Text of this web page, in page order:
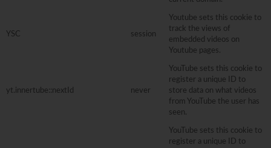
YSC session
Youtube sets this cookie to
track the views of
embedded videos on
Youtube pages.
yt.innertube::nextId never
YouTube sets this cookie to
register a unique ID to
store data on what videos
from YouTube the user has
seen.
YouTube sets this cookie to
register a unique ID to